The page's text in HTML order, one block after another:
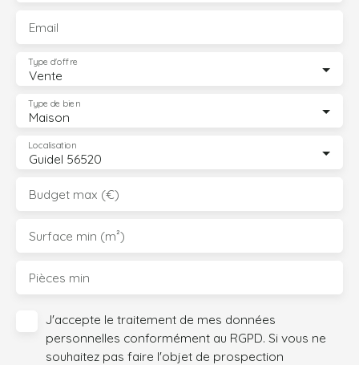
Email
Vente
Type d'offre
Maison
Type de bien
Guidel 56520
Localisation
Budget max (€)
Surface min (m²)
Pièces min
J'accepte le traitement de mes données
personnelles conformément au RGPD. Si vous ne
souhaitez pas faire l'objet de prospection